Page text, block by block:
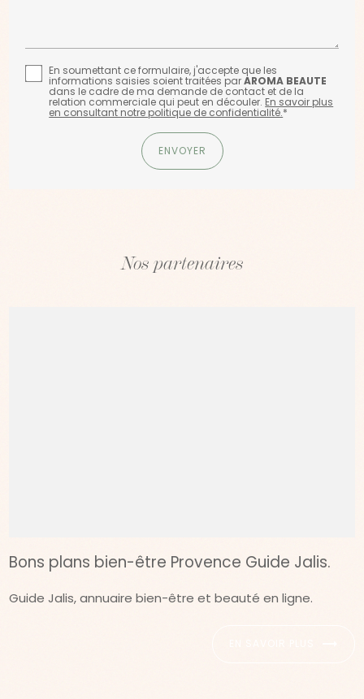
En soumettant ce formulaire, j'accepte que les
informations saisies soient traitées parAROMA BEAUTE
dans le cadre de ma demande de contact et de la
relation commerciale qui peut en découler. En savoir plus
en consultant notre politique de confidentialité.*
Nos partenaires
Bons plans bien-être Provence Guide Jalis.
Guide Jalis, annuaire bien-être et beauté en ligne.